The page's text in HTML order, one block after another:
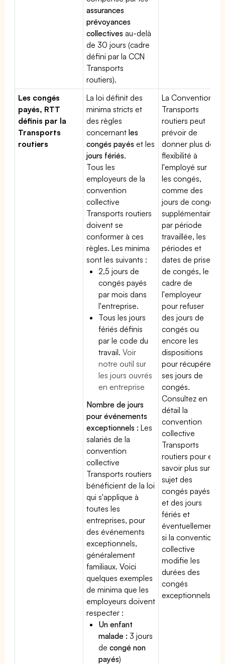
assurances
prévoyances
collectives au-delà
de 30 jours (cadre
défini par la CCN
Transports
routiers).
Les congés
payés, RTT
définis par la
Transports
routiers
La loi définit des
minima stricts et
des règles
concernantles
congés payés et les
jours fériés.
Tous les
employeurs de la
convention
collective
Transports routiers
doivent se
conformer à ces
règles. Les minima
sont les suivants :
2,5 jours de
congés payés
par mois dans
l'entreprise.
Tous les jours
fériés définis
par le code du
travail.Voir
notre outil sur
les jours ouvrés
en entreprise
Nombre de jours
pour événements
exceptionnels : Les
salariés de la
convention
collective
Transports routiers
bénéficient de la loi
qui s'applique à
toutes les
entreprises, pour
des événements
exceptionnels,
généralement
familiaux. Voici
quelques exemples
de minima que les
employeurs doivent
respecter :
Un enfant
malade : 3 jours
decongé non
payés)
La Convention
Transports
routiers peut
prévoir de
donner plus de
flexibilité à
l'employé sur
les congés,
comme des
jours de congé
supplémentaires
par période
travaillée, les
périodes et
dates de prise
de congés, le
cadre de
l'employeur
pour refuser
des jours de
congés ou
encore les
dispositions
pour récupérer
ses jours de
congés.
Consultez en
détail la
convention
collective
Transports
routiers pour en
savoir plus sur le
sujet des
congés payés
et des jours
fériés et
éventuellement
si la convention
collective
modifie les
durées des
congés
exceptionnels.